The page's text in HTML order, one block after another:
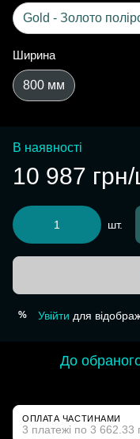
Gold - Золото
Ширина
800 мм
В наявності
10 987
шт.
% Увійти для
До
ОПЛАТА ЧАСТИНАМИ
3 платежі по 3 662.33